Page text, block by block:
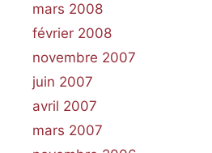
mars 2008
février 2008
novembre 2007
juin 2007
avril 2007
mars 2007